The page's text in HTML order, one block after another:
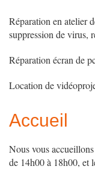
Réparation en atelier
suppression de virus,
Réparation écran de
Location de
Accueil
Nous vous
de 14h00 à 18h00, et